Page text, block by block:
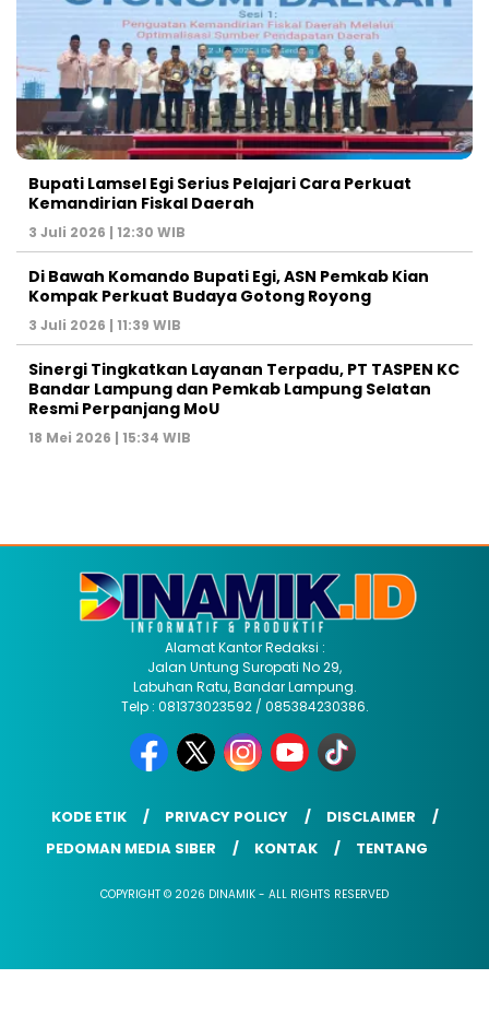
Bupati Lamsel Egi Serius Pelajari Cara Perkuat
Kemandirian Fiskal Daerah
3 Juli 2026 | 12:30 WIB
Di Bawah Komando Bupati Egi, ASN Pemkab Kian
Kompak Perkuat Budaya Gotong Royong
3 Juli 2026 | 11:39 WIB
Sinergi Tingkatkan Layanan Terpadu, PT TASPEN KC
Bandar Lampung dan Pemkab Lampung Selatan
Resmi Perpanjang MoU
18 Mei 2026 | 15:34 WIB
Alamat Kantor Redaksi :
Jalan Untung Suropati No 29,
Labuhan Ratu, Bandar Lampung.
Telp : 081373023592 / 085384230386.
KODE ETIK PRIVACY POLICY
DISCLAIMER
PEDOMAN MEDIA SIBER
KONTAK TENTANG
COPYRIGHT © 2026 DINAMIK - ALL RIGHTS RESERVED